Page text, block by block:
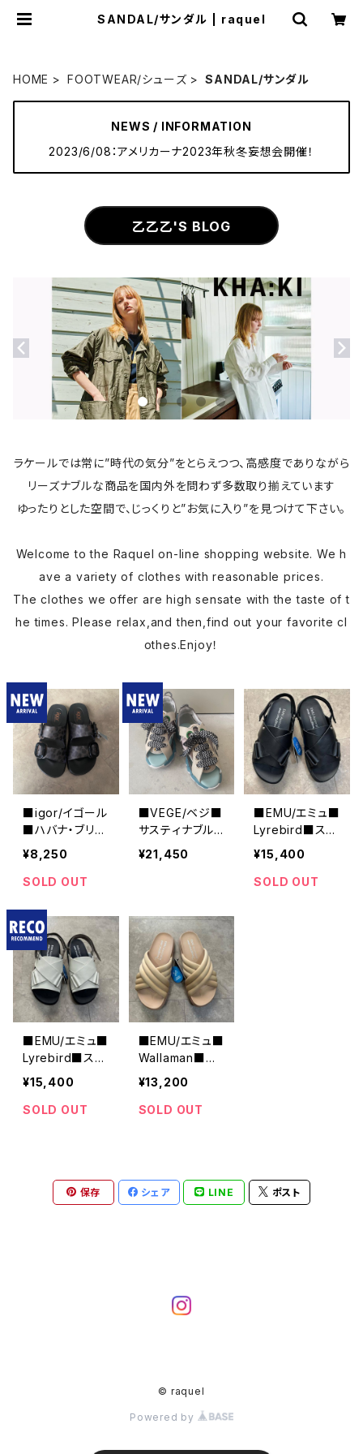
SANDAL/サンダル | raquel
HOME FOOTWEAR/シューズ SANDAL/サンダル
NEWS / INFORMATION
2023/6/08：アメリカーナ2023年秋冬妄想会開催！
乙乙乙'S BLOG
ラケールでは常に”時代の気分”をとらえつつ、高感度でありながら
リーズナブルな商品を国内外を問わず多数取り揃えています
ゆったりとした空間で、じっくりと”お気に入り”を見つけて下さい。
Welcome to the Raquel on-line shopping website. We h
ave a variety of clothes with reasonable prices.
The clothes we offer are high sensate with the taste of t
he times. Please relax,and then,find out your favorite cl
othes.Enjoy！
■igor/イゴール
■ハバナ・ブリー
ロ・レオパード柄
■ストラップ・サ
ンダル■ブラック
¥8,250
SOLD OUT
■VEGE/ベジ■
サスティナブル
なスニーカーサ
ンダル■スニー
¥21,450
■EMU/エミュ■
Lyrebird■スト
ラップ・サンダル
■ブラック■W1
2875
¥15,400
SOLD OUT
■EMU/エミュ■
Lyrebird■スト
ラップ・サンダル
■ナチュラル■
W12875
¥15,400
SOLD OUT
■EMU/エミュ■
Wallaman■サ
ンダル■ベージ
ュ■W12873
¥13,200
SOLD OUT
保存 シェア LINE ポスト
© raquel
Powered by